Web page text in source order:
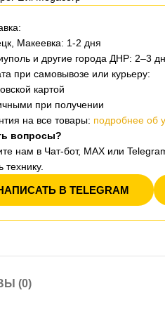
Макеевка: 1-2 дня
и другие города ДНР: 2–3
при самовывозе или курьеру:
картой
при получении
на все товары: подробнее об
вопросы?
нам в Чат-бот, MAX или
технику.
В TELEGRAM
(0)